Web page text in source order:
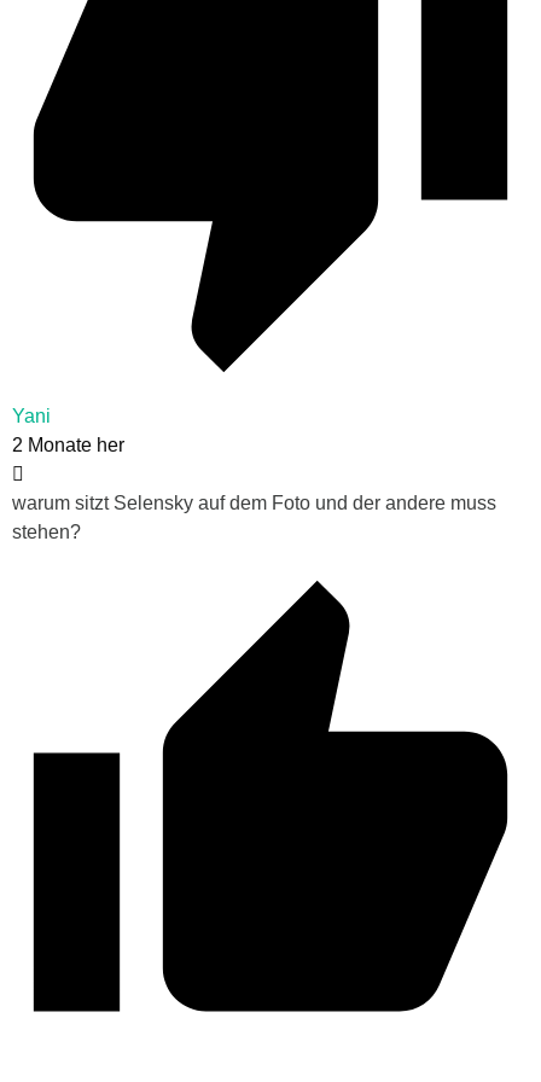
Yani
2 Monate her
warum sitzt Selensky auf dem Foto und der andere muss
stehen?